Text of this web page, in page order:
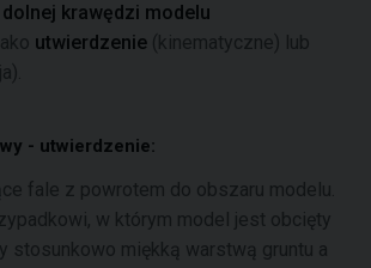
krawędzi modelu
utwierdzenie (kinematyczne) lub
- utwierdzenie:
fale z powrotem do obszaru modelu.
w którym model jest obcięty
stosunkowo miękką warstwą gruntu a